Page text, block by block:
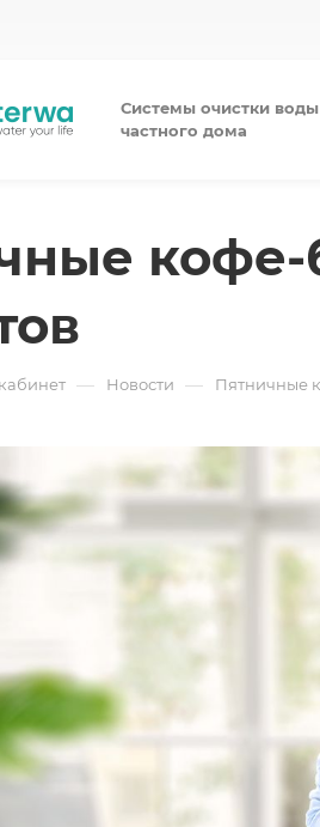
Системы очистки
частного дома
— Новости — Пятничные